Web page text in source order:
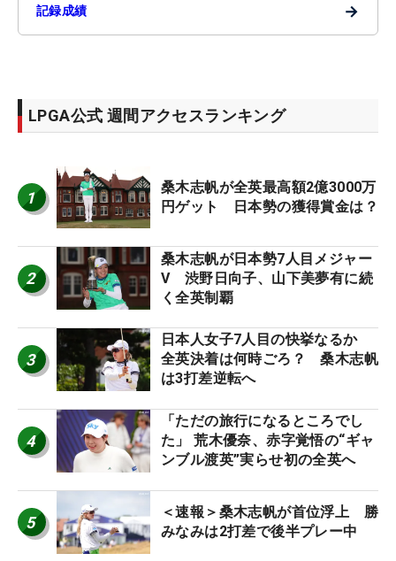
記録成績 →
LPGA公式 週間アクセスランキング
1
桑木志帆が全英最高額2億3000万
円ゲット 日本勢の獲得賞金は？
2
桑木志帆が日本勢7人目メジャー
V 渋野日向子、山下美夢有に続
く全英制覇
3
日本人女子7人目の快挙なるか
全英決着は何時ごろ？ 桑木志帆
は3打差逆転へ
4
「ただの旅行になるところでし
た」 荒木優奈、赤字覚悟の“ギャ
ンブル渡英”実らせ初の全英へ
5
＜速報＞桑木志帆が首位浮上 勝
みなみは2打差で後半プレー中